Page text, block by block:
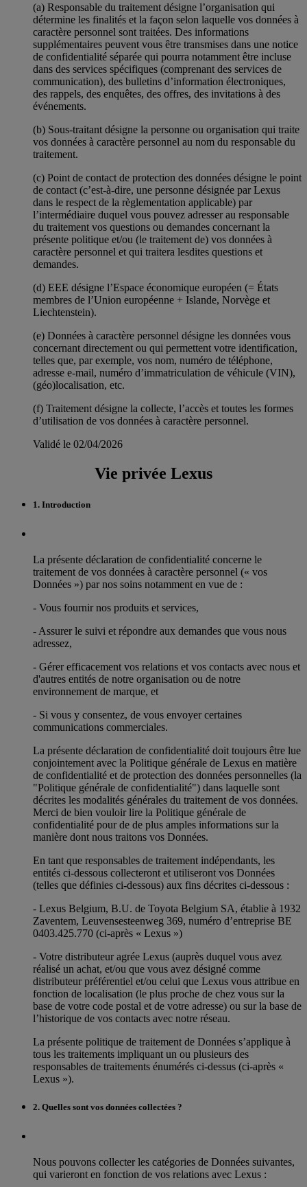
(a) Responsable du traitement désigne l’organisation qui
détermine les finalités et la façon selon laquelle vos données à
caractère personnel sont traitées. Des informations
supplémentaires peuvent vous être transmises dans une notice
de confidentialité séparée qui pourra notamment être incluse
dans des services spécifiques (comprenant des services de
communication), des bulletins d’information électroniques,
des rappels, des enquêtes, des offres, des invitations à des
événements.
(b) Sous-traitant désigne la personne ou organisation qui traite
vos données à caractère personnel au nom du responsable du
traitement.
(c) Point de contact de protection des données désigne le point
de contact (c’est-à-dire, une personne désignée par Lexus
dans le respect de la règlementation applicable) par
l’intermédiaire duquel vous pouvez adresser au responsable
du traitement vos questions ou demandes concernant la
présente politique et/ou (le traitement de) vos données à
caractère personnel et qui traitera lesdites questions et
demandes.
(d) EEE désigne l’Espace économique européen (= États
membres de l’Union européenne + Islande, Norvège et
Liechtenstein).
(e) Données à caractère personnel désigne les données vous
concernant directement ou qui permettent votre identification,
telles que, par exemple, vos nom, numéro de téléphone,
adresse e-mail, numéro d’immatriculation de véhicule (VIN),
(géo)localisation, etc.
(f) Traitement désigne la collecte, l’accès et toutes les formes
d’utilisation de vos données à caractère personnel.
Validé le 02/04/2026
Vie privée Lexus
1. Introduction
La présente déclaration de confidentialité concerne le
traitement de vos données à caractère personnel (« vos
Données ») par nos soins notamment en vue de :
- Vous fournir nos produits et services,
- Assurer le suivi et répondre aux demandes que vous nous
adressez,
- Gérer efficacement vos relations et vos contacts avec nous et
d'autres entités de notre organisation ou de notre
environnement de marque, et
- Si vous y consentez, de vous envoyer certaines
communications commerciales.
La présente déclaration de confidentialité doit toujours être lue
conjointement avec la Politique générale de Lexus en matière
de confidentialité et de protection des données personnelles (la
"Politique générale de confidentialité") dans laquelle sont
décrites les modalités générales du traitement de vos données.
Merci de bien vouloir lire la Politique générale de
confidentialité pour de de plus amples informations sur la
manière dont nous traitons vos Données.
En tant que responsables de traitement indépendants, les
entités ci-dessous collecteront et utiliseront vos Données
(telles que définies ci-dessous) aux fins décrites ci-dessous :
- Lexus Belgium, B.U. de Toyota Belgium SA, établie à 1932
Zaventem, Leuvensesteenweg 369, numéro d’entreprise BE
0403.425.770 (ci-après « Lexus »)
- Votre distributeur agrée Lexus (auprès duquel vous avez
réalisé un achat, et/ou que vous avez désigné comme
distributeur préférentiel et/ou celui que Lexus vous attribue en
fonction de localisation (le plus proche de chez vous sur la
base de votre code postal et de votre adresse) ou sur la base de
l’historique de vos contacts avec notre réseau.
La présente politique de traitement de Données s’applique à
tous les traitements impliquant un ou plusieurs des
responsables de traitements énumérés ci-dessus (ci-après «
Lexus »).
2. Quelles sont vos données collectées ?
Nous pouvons collecter les catégories de Données suivantes,
qui varieront en fonction de vos relations avec Lexus :